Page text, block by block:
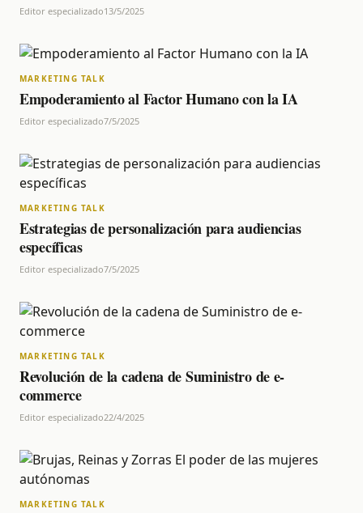
Editor especializado13/5/2025
MARKETING TALK
Empoderamiento al Factor Humano con la IA
Editor especializado7/5/2025
MARKETING TALK
Estrategias de personalización para audiencias
específicas
Editor especializado7/5/2025
MARKETING TALK
Revolución de la cadena de Suministro de e-
commerce
Editor especializado22/4/2025
MARKETING TALK